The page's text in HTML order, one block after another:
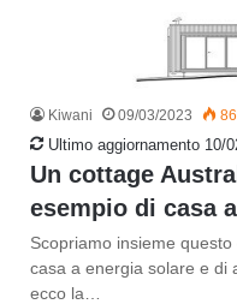
Kiwani 09/03/2023
Ultimo aggiornamento 10/
Un cottage
esempio di casa
Scopriamo insieme
casa a energia solare e di
ecco la…